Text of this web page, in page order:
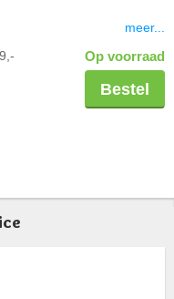
meer...
Op voorraad
Bestel